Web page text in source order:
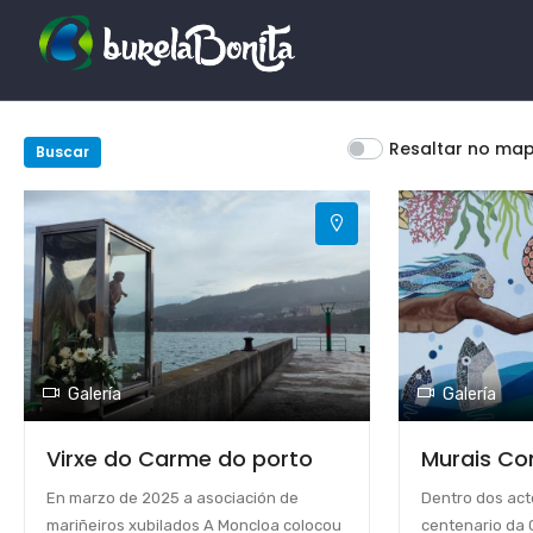
Buscar Resaltar no
Galería
Virxe do Carme do porto
En marzo de 2025 a asociación de
mariñeiros xubilados A Moncloa colocou
Galería
Murais
Dentro dos
centenario da